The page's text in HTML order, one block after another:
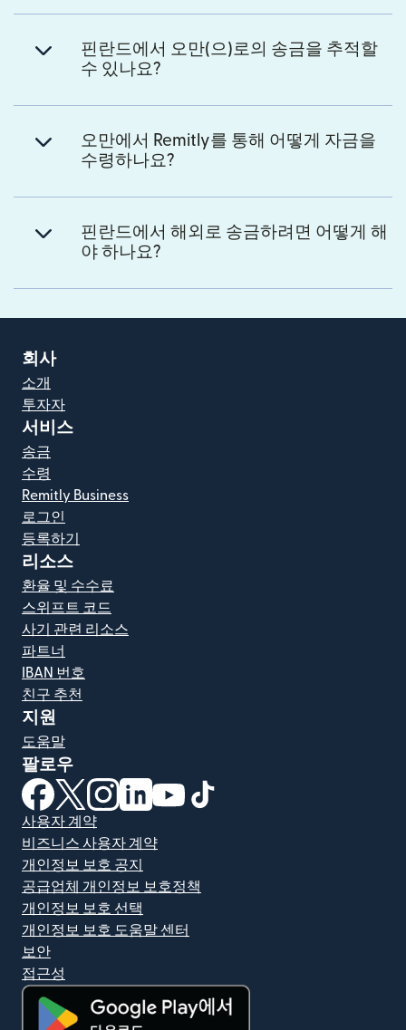
핀란드에서 오만(으)로의 송금을 추적할
수 있나요?
오만에서 Remitly를 통해 어떻게 자금을
수령하나요?
핀란드에서 해외로 송금하려면 어떻게 해
야 하나요?
회사
소개
투자자
서비스
송금
수령
Remitly Business
로그인
등록하기
리소스
환율 및 수수료
스위프트 코드
사기 관련 리소스
파트너
IBAN 번호
친구 추천
지원
도움말
팔로우
(새 창에서 열림)
(새 창에서 열림)
(새 창에서 열림)
(새 창에서 열림)
(새 창에서 열림)
사용자 계약
비즈니스 사용자 계약
개인정보 보호 공지
공급업체 개인정보 보호정책
개인정보 보호 선택
개인정보 보호 도움말 센터
보안
접근성